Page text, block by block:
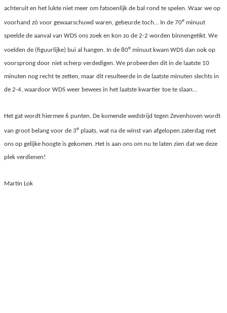
achteruit en het lukte niet meer om fatsoenlijk de bal rond te spelen. Waar we op
voorhand zó voor gewaarschuwd waren, gebeurde toch… In de 70e minuut
speelde de aanval van WDS ons zoek en kon zo de 2-2 worden binnengetikt. We
voelden de (figuurlijke) bui al hangen. In de 80e minuut kwam WDS dan ook op
voorsprong door niet scherp verdedigen. We probeerden dit in de laatste 10
minuten nog recht te zetten, maar dit resulteerde in de laatste minuten slechts in
de 2-4, waardoor WDS weer bewees in het laatste kwartier toe te slaan…
Het gat wordt hiermee 6 punten. De komende wedstrijd tegen Zevenhoven wordt
van groot belang voor de 3e plaats, wat na de winst van afgelopen zaterdag met
ons op gelijke hoogte is gekomen. Het is aan ons om nu te laten zien dat we deze
plek verdienen!
Martin Lok